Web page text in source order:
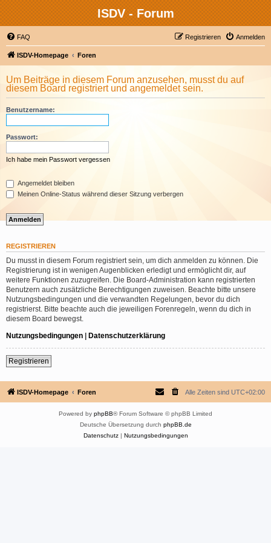
ISDV - Forum
FAQ Anmelden
Registrieren
ISDV-Homepage Foren
Um Beiträge in diesem Forum anzusehen, musst du auf
diesem Board registriert und angemeldet sein.
Benutzername:
Passwort:
Ich habe mein Passwort vergessen
Angemeldet bleiben
Meinen Online-Status während dieser Sitzung verbergen
REGISTRIEREN
Du musst in diesem Forum registriert sein, um dich anmelden zu können. Die
Registrierung ist in wenigen Augenblicken erledigt und ermöglicht dir, auf
weitere Funktionen zuzugreifen. Die Board-Administration kann registrierten
Benutzern auch zusätzliche Berechtigungen zuweisen. Beachte bitte unsere
Nutzungsbedingungen und die verwandten Regelungen, bevor du dich
registrierst. Bitte beachte auch die jeweiligen Forenregeln, wenn du dich in
diesem Board bewegst.
Nutzungsbedingungen | Datenschutzerklärung
Registrieren
ISDV-Homepage Foren Alle Zeiten sind UTC+02:00
Powered by phpBB® Forum Software © phpBB Limited
Deutsche Übersetzung durch phpBB.de
Datenschutz| Nutzungsbedingungen